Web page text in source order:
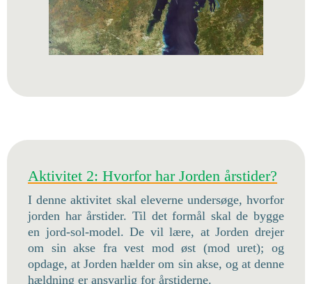
Aktivitet 2: Hvorfor har Jorden årstider?
I denne aktivitet skal eleverne undersøge, hvorfor
jorden har årstider. Til det formål skal de bygge
en jord-sol-model. De vil lære, at Jorden drejer
om sin akse fra vest mod øst (mod uret); og
opdage, at Jorden hælder om sin akse, og at denne
hældning er ansvarlig for årstiderne.